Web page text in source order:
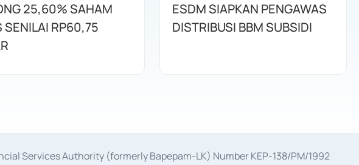
25,60% SAHAM
SENILAI RP60,75
ESDM SIAPKAN PENGAWAS
DISTRIBUSI BBM SUBSIDI
Services Authority (formerly Bapepam-LK) Number KEP-138/PM/1992